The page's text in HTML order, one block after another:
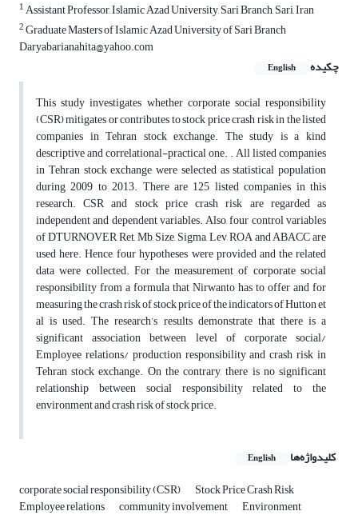
1Assistant Professor, Islamic Azad University, Sari Branch, Sari, Iran
2Graduate Masters of Islamic Azad University of Sari Branch
Daryabarianahita@yahoo.com
چکیده
English
This study investigates whether corporate social responsibility
(CSR) mitigates or contributes to stock price crash risk in the listed
companies in Tehran stock exchange. The study is a kind
descriptive and correlational-practical one. . All listed companies
in Tehran stock exchange were selected as statistical population
during 2009 to 2013. There are 125 listed companies in this
research. CSR and stock price crash risk are regarded as
independent and dependent variables. Also, four control variables
of DTURNOVER, Ret, Mb, Size, Sigma, Lev, ROA and ABACC are
used here. Hence, four hypotheses were provided and the related
data were collected. For the measurement of corporate social
responsibility from a formula that Nirwanto has to offer and for
measuring the crash risk of stock price of the indicators of Hutton et
al is used. The research’s results demonstrate that there is a
significant association between level of corporate social/
Employee relations/ production responsibility and crash risk in
Tehran stock exchange. On the contrary, there is no significant
relationship between social responsibility related to the
environment and crash risk of stock price.
کلیدواژه‌ها English
corporate social responsibility (CSR) Stock Price Crash Risk
Employee relations community involvement Environment